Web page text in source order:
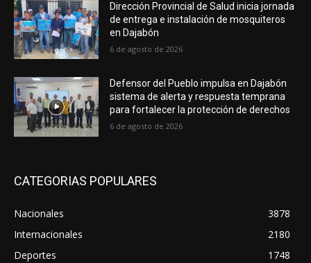
Dirección Provincial de Salud inicia jornada
de entrega e instalación de mosquiteros
en Dajabón
6 de agosto de 2026
Defensor del Pueblo impulsa en Dajabón
sistema de alerta y respuesta temprana
para fortalecer la protección de derechos
6 de agosto de 2026
CATEGORIAS POPULARES
Nacionales
3878
Internacionales
2180
Deportes
1748